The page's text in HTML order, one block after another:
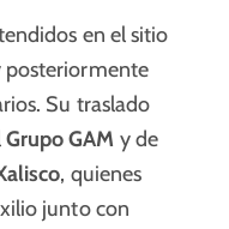
en el sitio
posteriormente
Su traslado
Grupo GAM y de
, quienes
junto con